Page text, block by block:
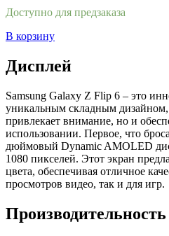
Доступно для предзаказа
В корзину
Дисплей
Samsung Galaxy Z Flip 6 – это
уникальным складным дизайном,
привлекает внимание, но и
использовании. Первое, что
дюймовый Dynamic AMOLED
1080 пикселей. Этот экран
цвета, обеспечивая отличное
просмотров видео, так и для игр.
Производительность